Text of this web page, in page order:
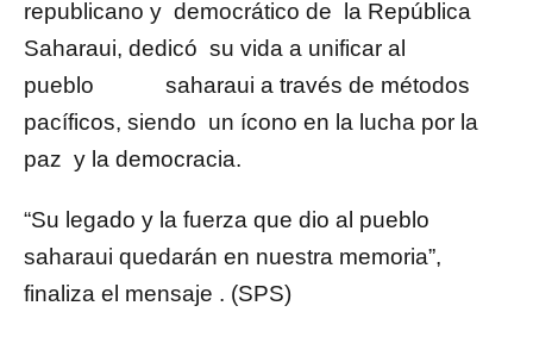
republicano y democrático de la República
Saharaui, dedicó su vida a unificar al
pueblo saharaui a través de métodos
pacíficos, siendo un ícono en la lucha por la
paz y la democracia.
“Su legado y la fuerza que dio al pueblo
saharaui quedarán en nuestra memoria”,
finaliza el mensaje . (SPS)